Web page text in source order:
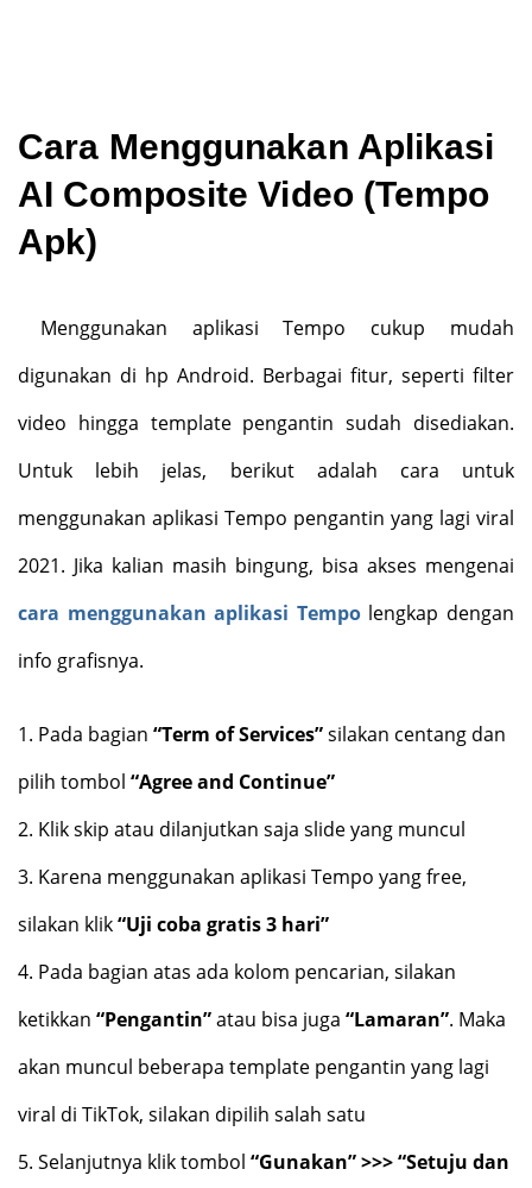
Cara Menggunakan Aplikasi
AI Composite Video (Tempo
Apk)
Menggunakan aplikasi Tempo cukup mudah
digunakan di hp Android. Berbagai fitur, seperti filter
video hingga template pengantin sudah disediakan.
Untuk lebih jelas, berikut adalah cara untuk
menggunakan aplikasi Tempo pengantin yang lagi viral
2021. Jika kalian masih bingung, bisa akses mengenai
cara menggunakan aplikasi Tempo lengkap dengan
info grafisnya.
1. Pada bagian “Term of Services”silakan centang dan
pilih tombol “Agree and Continue”
2. Klik skip atau dilanjutkan saja slide yang muncul
3. Karena menggunakan aplikasi Tempo yang free,
silakan klik“Uji coba gratis 3 hari”
4. Pada bagian atas ada kolom pencarian, silakan
ketikkan “Pengantin”atau bisa juga “Lamaran”. Maka
akan muncul beberapa template pengantin yang lagi
viral di TikTok, silakan dipilih salah satu
5. Selanjutnya klik tombol “Gunakan” >>> “Setuju dan